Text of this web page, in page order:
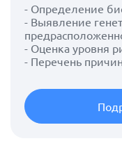
- Определение
- Выявление
- Оценка уровня
- Перечень